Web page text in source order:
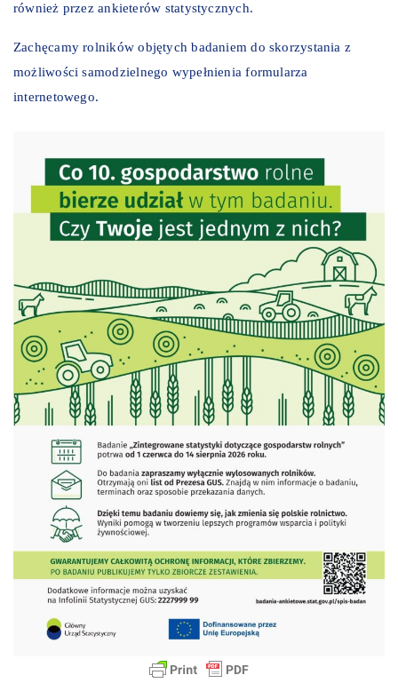
również przez ankieterów statystycznych.
Zachęcamy rolników objętych badaniem do skorzystania z
możliwości samodzielnego wypełnienia formularza
internetowego.